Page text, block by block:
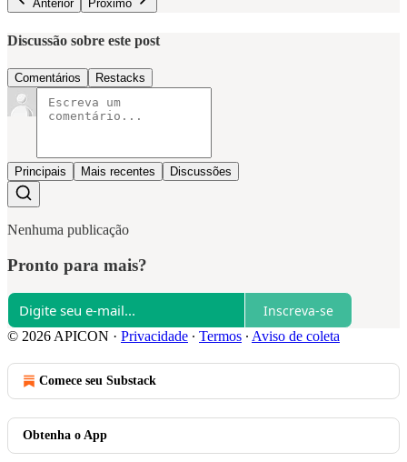
Anterior
Próximo
Discussão sobre este post
Comentários Restacks
Principais Mais recentes Discussões
Nenhuma publicação
Pronto para mais?
Inscreva-se
© 2026 APICON · Privacidade ∙ Termos ∙ Aviso de coleta
Comece seu Substack
Obtenha o App